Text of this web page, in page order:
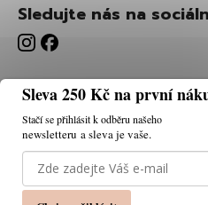
Používáme cookies,
prohlížení webu a díky
jeho funkce, výkon a
Sledujte nás na
Sleva 250 Kč na první
Stačí se přihlásit k odběru našeho
newsletteru a sleva je vaše.